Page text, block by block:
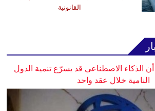
القانونية
أن الذكاء الاصطناعي قد يسرّع تنمية الدول
النامية خلال عقد واحد